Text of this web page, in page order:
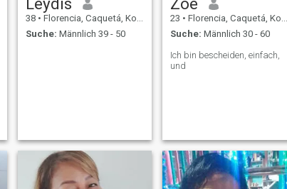
38 • Florencia, Caquetá, Kolumbien
Suche: Männlich 39 - 50
23 • Florencia, Caquetá, Kolumbien
Suche: Männlich 30 - 60
Ich bin bescheiden, einfach,
und